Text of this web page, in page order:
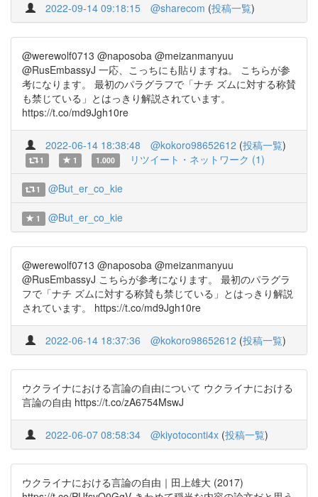
2022-09-14 09:18:15 @sharecom (投稿一覧)
@werewolf0713 @naposoba @meizanmanyuu
@RusEmbassyJ 一応、こっちにも貼りますね。 こちらが参
考になります。 最初のパラグラフで「ナチ ズムに対する称賛
も禁じている」とはっきり解説されています。
https://t.co/md9Jgh10re
2022-06-14 18:38:48 @kokoro98652612 (投稿一覧)
1 1 1.000 リツイート・ネットワーク (1)
1 @But_er_co_kie
1 @But_er_co_kie
@werewolf0713 @naposoba @meizanmanyuu
@RusEmbassyJ こちらが参考になります。 最初のパラグラ
フで「ナチ ズムに対する称賛も禁じている」とはっきり解説
されています。 https://t.co/md9Jgh10re
2022-06-14 18:37:36 @kokoro98652612 (投稿一覧)
ウクライナにおける言論の自由について ウクライナにおける
言論の自由 https://t.co/zA6754MswJ
2022-06-07 08:58:34 @kiyotoconti4x (投稿一覧)
ウクライナにおける言論の自由｜田上雄大 (2017)